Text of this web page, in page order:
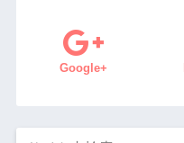
Google+